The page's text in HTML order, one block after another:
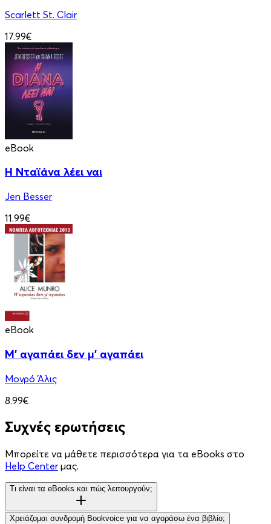
Scarlett St. Clair
17.99€
eBook
Η Νταϊάνα λέει ναι
Jen Besser
11.99€
eBook
Μ' αγαπάει δεν μ' αγαπάει
Μονρό Άλις
8.99€
Συχνές ερωτήσεις
Μπορείτε να μάθετε περισσότερα για τα eBooks στο
Help Center μας.
Τι είναι τα eBooks και πώς λειτουργούν;
Χρειάζομαι συνδρομή Bookvoice για να αγοράσω ένα βιβλίο;